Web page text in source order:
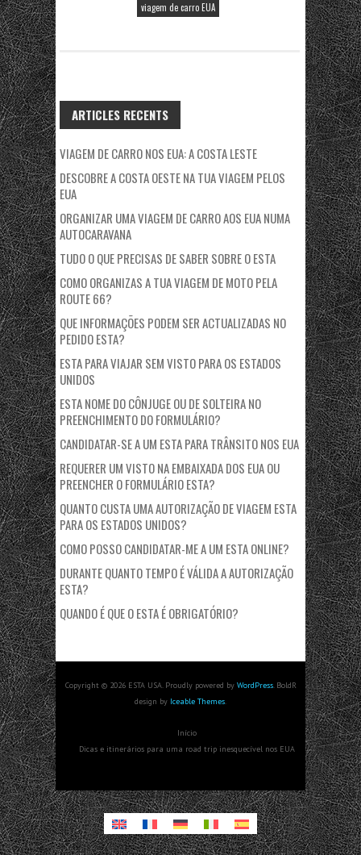
viagem de carro EUA
ARTICLES RECENTS
VIAGEM DE CARRO NOS EUA: A COSTA LESTE
DESCOBRE A COSTA OESTE NA TUA VIAGEM PELOS
EUA
ORGANIZAR UMA VIAGEM DE CARRO AOS EUA NUMA
AUTOCARAVANA
TUDO O QUE PRECISAS DE SABER SOBRE O ESTA
COMO ORGANIZAS A TUA VIAGEM DE MOTO PELA
ROUTE 66?
QUE INFORMAÇÕES PODEM SER ACTUALIZADAS NO
PEDIDO ESTA?
ESTA PARA VIAJAR SEM VISTO PARA OS ESTADOS
UNIDOS
ESTA NOME DO CÔNJUGE OU DE SOLTEIRA NO
PREENCHIMENTO DO FORMULÁRIO?
CANDIDATAR-SE A UM ESTA PARA TRÂNSITO NOS EUA
REQUERER UM VISTO NA EMBAIXADA DOS EUA OU
PREENCHER O FORMULÁRIO ESTA?
QUANTO CUSTA UMA AUTORIZAÇÃO DE VIAGEM ESTA
PARA OS ESTADOS UNIDOS?
COMO POSSO CANDIDATAR-ME A UM ESTA ONLINE?
DURANTE QUANTO TEMPO É VÁLIDA A AUTORIZAÇÃO
ESTA?
QUANDO É QUE O ESTA É OBRIGATÓRIO?
Copyright © 2026 ESTA USA. Proudly powered by WordPress. BoldR
design by Iceable Themes.
Início
Dicas e itinerários para uma road trip inesquecível nos EUA